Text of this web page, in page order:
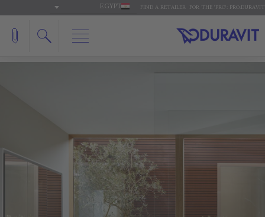
FOR THE 'PRO': PRO.DURAVIT
FIND A RETAILER
EGYPT